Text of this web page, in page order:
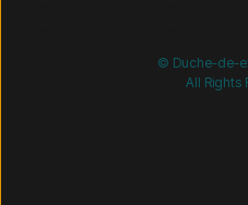
© Duche-de-
All Rights